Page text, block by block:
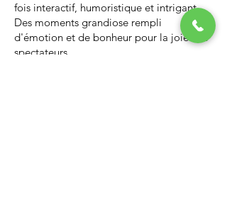
fois interactif, humoristique et intrigant.
Des moments grandiose rempli
d'émotion et de bonheur pour la joie des
spectateurs.